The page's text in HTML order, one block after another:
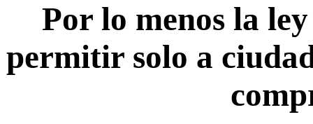
Por lo menos la
permitir solo a